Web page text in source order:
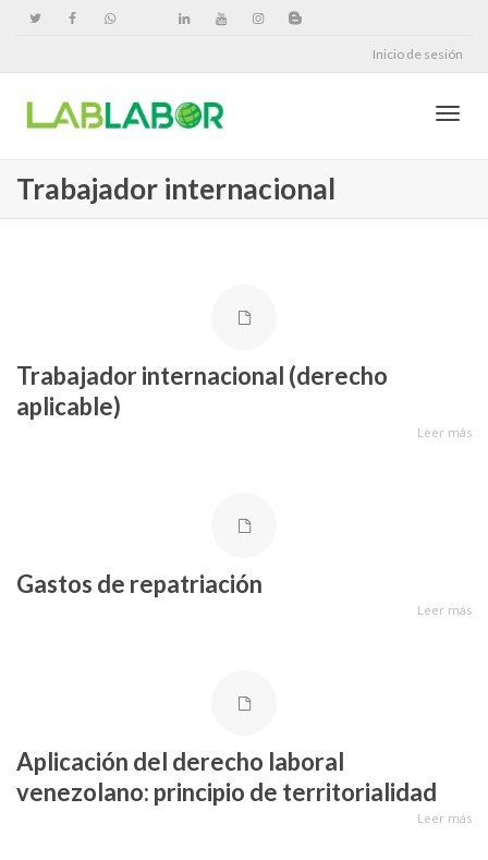
Inicio de sesión
Trabajador internacional
Trabajador internacional (derecho
aplicable)
Leer más
Gastos de repatriación
Leer más
Aplicación del derecho laboral
venezolano: principio de territorialidad
Leer más